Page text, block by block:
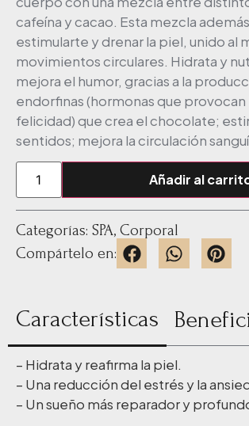
cafeína y cacao. Esta mezcla
estimularte y drenar la piel, unido al
movimientos circulares. Hidrata y
mejora el humor, gracias a la
endorfinas (hormonas que
felicidad) que crea el chocolate;
sentidos; mejora la circulación
Añadir al
Categorías: SPA, Corporal
Compártelo en:
Características
– Hidrata y reafirma la piel.
– Una reducción del estrés y la
– Un sueño más reparador y